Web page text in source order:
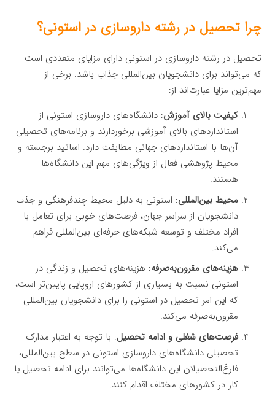
چرا تحصیل در رشته داروسازی در استونی؟
تحصیل در رشته داروسازی در استونی دارای مزایای متعددی است
که می‌تواند برای دانشجویان بین‌المللی جذاب باشد. برخی از
مهم‌ترین مزایا عبارت‌اند از:
کیفیت بالای آموزش: دانشگاه‌های داروسازی استونی از
استانداردهای بالای آموزشی برخوردارند و برنامه‌های تحصیلی
آن‌ها با استانداردهای جهانی مطابقت دارد. اساتید برجسته و
محیط پژوهشی فعال از ویژگی‌های مهم این دانشگاه‌ها
هستند.
محیط بین‌المللی: استونی به دلیل محیط چندفرهنگی و جذب
دانشجویان از سراسر جهان، فرصت‌های خوبی برای تعامل با
افراد مختلف و توسعه شبکه‌های حرفه‌ای بین‌المللی فراهم
می‌کند.
هزینه‌های مقرون‌به‌صرفه: هزینه‌های تحصیل و زندگی در
استونی نسبت به بسیاری از کشورهای اروپایی پایین‌تر است،
که این امر تحصیل در استونی را برای دانشجویان بین‌المللی
مقرون‌به‌صرفه می‌کند.
فرصت‌های شغلی و ادامه تحصیل: با توجه به اعتبار مدارک
تحصیلی دانشگاه‌های داروسازی استونی در سطح بین‌المللی،
فارغ‌التحصیلان این دانشگاه‌ها می‌توانند برای ادامه تحصیل یا
کار در کشورهای مختلف اقدام کنند.